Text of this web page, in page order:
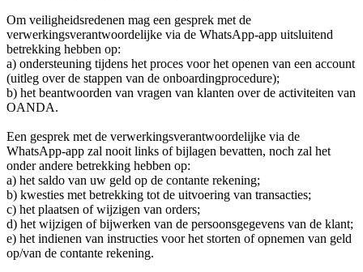
Om veiligheidsredenen mag een gesprek met de
verwerkingsverantwoordelijke via de WhatsApp-app uitsluitend
betrekking hebben op:
a) ondersteuning tijdens het proces voor het openen van een account
(uitleg over de stappen van de onboardingprocedure);
b) het beantwoorden van vragen van klanten over de activiteiten van
OANDA.
Een gesprek met de verwerkingsverantwoordelijke via de
WhatsApp-app zal nooit links of bijlagen bevatten, noch zal het
onder andere betrekking hebben op:
a) het saldo van uw geld op de contante rekening;
b) kwesties met betrekking tot de uitvoering van transacties;
c) het plaatsen of wijzigen van orders;
d) het wijzigen of bijwerken van de persoonsgegevens van de klant;
e) het indienen van instructies voor het storten of opnemen van geld
op/van de contante rekening.